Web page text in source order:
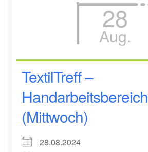
28
Aug.
TextilTreff –
Handarbeitsbereich
(Mittwoch)
28.08.2024